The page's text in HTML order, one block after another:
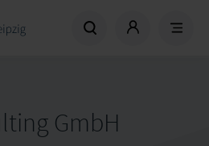
GmbH